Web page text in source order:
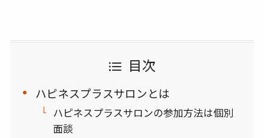
目次
ハピネスプラスサロンとは
ハピネスプラスサロンの参加方法は個別
面談